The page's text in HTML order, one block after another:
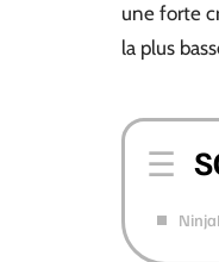
une forte
la plus